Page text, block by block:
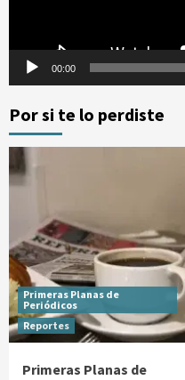
00:00
Por si te lo perdiste
Primeras Planas de
Periódicos
Reportes
Primeras Planas de